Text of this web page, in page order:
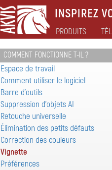
INSPIREZ
PRODUITS
COMMENT FONCTIONNE T-IL ?
Espace de travail
Comment utiliser le logiciel
Barre d'outils
Suppression d'objets AI
Retouche universelle
Élimination des petits défauts
Correction des couleurs
Vignette
Préférences